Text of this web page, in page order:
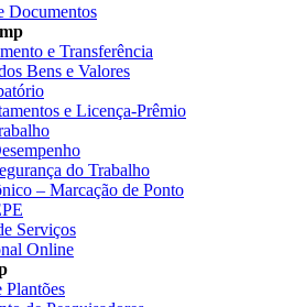
Documentos
e Transferência
Bens e Valores
e Licença-Prêmio
do Trabalho
– Marcação de Ponto
Serviços
Online
Plantões